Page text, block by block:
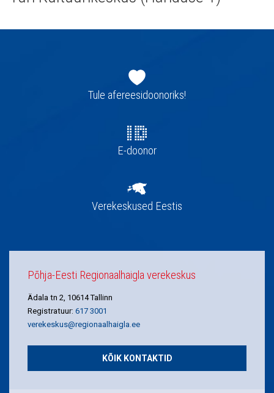
navigatsioonTule afereesidoonoriks!
E-doonor
Verekeskused Eestis
Põhja-Eesti Regionaalhaigla verekeskus
Ädala tn 2, 10614 Tallinn
Registratuur: 617 3001
verekeskus@regionaalhaigla.ee
KÕIK KONTAKTID